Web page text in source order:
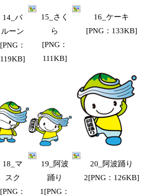
14_バ
ルーン
[PNG：
119KB]
15_さく
ら
[PNG：
111KB]
16_ケーキ
[PNG：133KB]
18_マ
スク
[PNG：
19_阿波
踊り
1[PNG：
20_阿波踊り
2[PNG：126KB]